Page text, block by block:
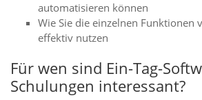
automatisieren können
Wie Sie die einzelnen Funktionen
effektiv nutzen
Für wen sind Ein-Tag-
Schulungen interessant?